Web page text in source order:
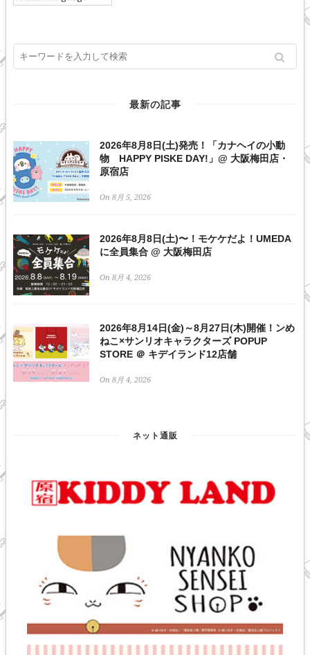
最新の記事
2026年8月8日(土)発売！「カナヘイの小動
物 HAPPY PISKE DAY!」@ 大阪梅田店・
原宿店
On 8月 5, 2026
2026年8月8日(土)〜！モケケだよ！UMEDA
に全員集合 @ 大阪梅田店
On 8月 4, 2026
2026年8月14日(金)～8月27日(木)開催！ンめ
ねこ×サンリオキャラクターズ POPUP
STORE ＠ キデイランド12店舗
On 8月 4, 2026
ネット通販